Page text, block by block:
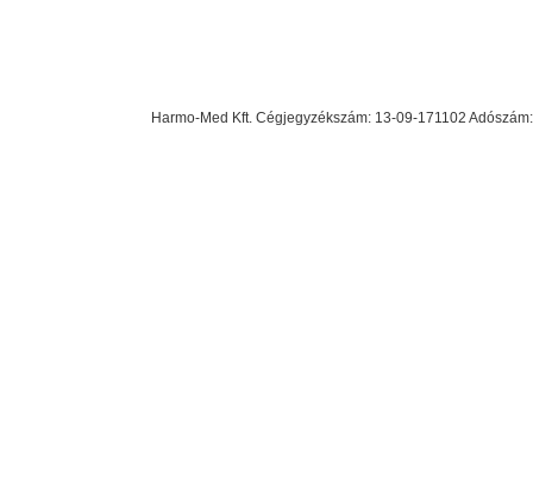
Harmo-Med Kft. Cégjegyzékszám: 13-09-171102